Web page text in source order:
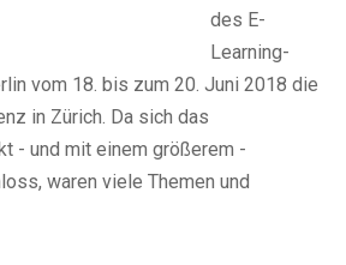
des E-
Learning-
vom 18. bis zum 20. Juni 2018 die
in Zürich. Da sich das
- und mit einem größerem -
waren viele Themen und